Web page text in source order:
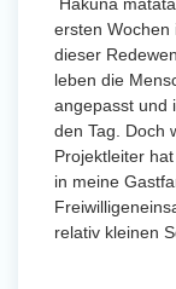
ersten Wochen
dieser
leben die
angepasst und
den Tag. Doch
Projektleiter
in meine
relativ kleinen